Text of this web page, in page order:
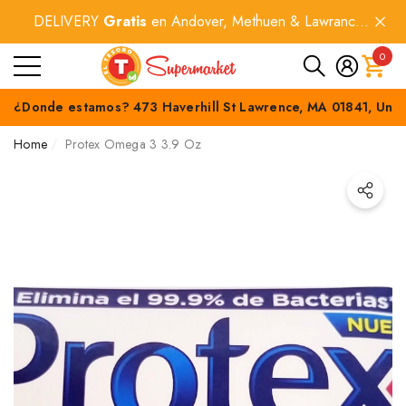
DELIVERY Gratis en Andover, Methuen & Lawrance
por compras$60+.
0
0
¿Donde estamos? 473 Haverhill St Lawrence, MA 01841,
Home Protex Omega 3 3.9 Oz